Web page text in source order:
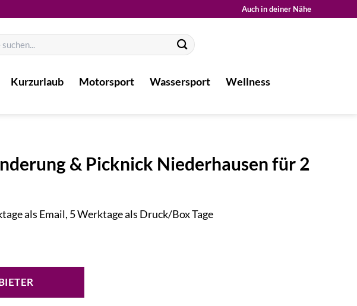
Auch in deiner Nähe
Kurzurlaub Motorsport Wassersport
Wellness
& Picknick Niederhausen für 2
als Email, 5 Werktage als Druck/Box Tage